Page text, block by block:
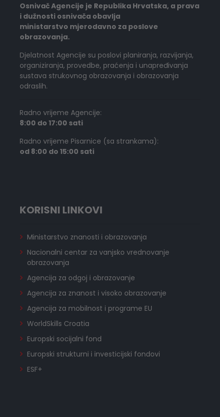
Osnivač Agencije je Republika Hrvatska, a prava
i dužnosti osnivača obavlja
ministarstvo mjerodavno za poslove
obrazovanja.
Djelatnost Agencije su poslovi planiranja, razvijanja,
organiziranja, provedbe, praćenja i unapređivanja
sustava strukovnog obrazovanja i obrazovanja
odraslih.
Radno vrijeme Agencije:
8:00 do 17:00 sati
Radno vrijeme Pisarnice (sa strankama):
od 8:00 do 15:00 sati
KORISNI LINKOVI
Ministarstvo znanosti i obrazovanja
Nacionalni centar za vanjsko vrednovanje
obrazovanja
Agencija za odgoj i obrazovanje
Agencija za znanost i visoko obrazovanje
Agencija za mobilnost i programe EU
WorldSkills Croatia
Europski socijalni fond
Europski strukturni i investicijski fondovi
ESF+